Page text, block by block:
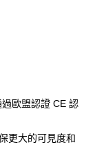
行
歐盟認證 CE 認
更大的可見度和